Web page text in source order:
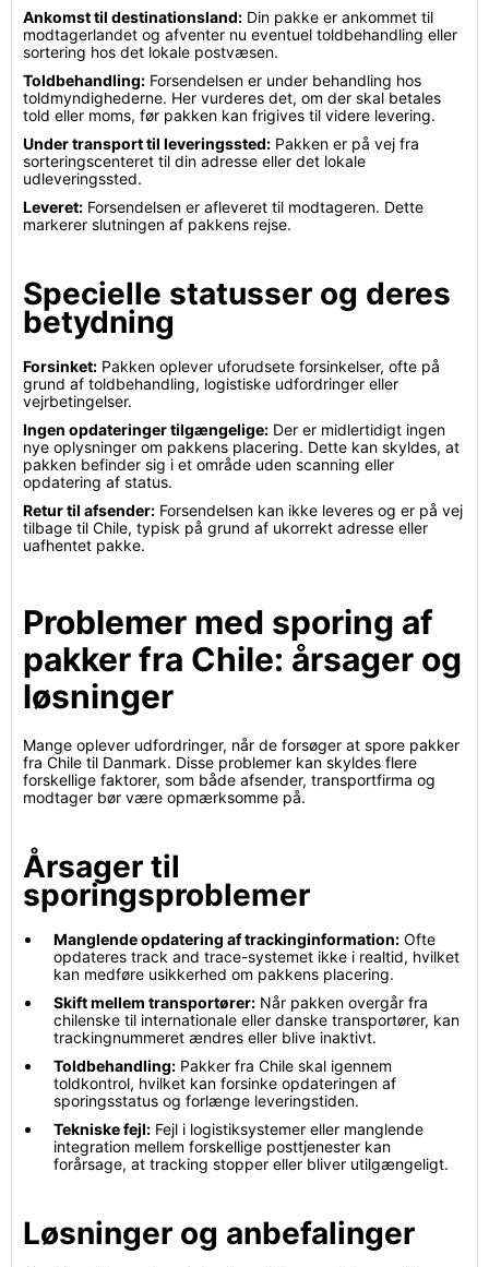
Ankomst til destinationsland: Din pakke er ankommet til
modtagerlandet og afventer nu eventuel toldbehandling eller
sortering hos det lokale postvæsen.
Toldbehandling: Forsendelsen er under behandling hos
toldmyndighederne. Her vurderes det, om der skal betales
told eller moms, før pakken kan frigives til videre levering.
Under transport til leveringssted: Pakken er på vej fra
sorteringscenteret til din adresse eller det lokale
udleveringssted.
Leveret: Forsendelsen er afleveret til modtageren. Dette
markerer slutningen af pakkens rejse.
Specielle statusser og deres
betydning
Forsinket: Pakken oplever uforudsete forsinkelser, ofte på
grund af toldbehandling, logistiske udfordringer eller
vejrbetingelser.
Ingen opdateringer tilgængelige: Der er midlertidigt ingen
nye oplysninger om pakkens placering. Dette kan skyldes, at
pakken befinder sig i et område uden scanning eller
opdatering af status.
Retur til afsender: Forsendelsen kan ikke leveres og er på vej
tilbage til Chile, typisk på grund af ukorrekt adresse eller
uafhentet pakke.
Problemer med sporing af
pakker fra Chile: årsager og
løsninger
Mange oplever udfordringer, når de forsøger at spore pakker
fra Chile til Danmark. Disse problemer kan skyldes flere
forskellige faktorer, som både afsender, transportfirma og
modtager bør være opmærksomme på.
Årsager til
sporingsproblemer
Manglende opdatering af trackinginformation: Ofte
opdateres track and trace-systemet ikke i realtid, hvilket
kan medføre usikkerhed om pakkens placering.
Skift mellem transportører: Når pakken overgår fra
chilenske til internationale eller danske transportører, kan
trackingnummeret ændres eller blive inaktivt.
Toldbehandling: Pakker fra Chile skal igennem
toldkontrol, hvilket kan forsinke opdateringen af
sporingsstatus og forlænge leveringstiden.
Tekniske fejl: Fejl i logistiksystemer eller manglende
integration mellem forskellige posttjenester kan
forårsage, at tracking stopper eller bliver utilgængeligt.
Løsninger og anbefalinger